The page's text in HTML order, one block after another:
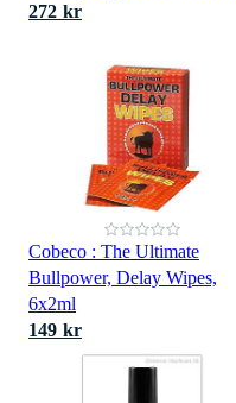
272 kr
Cobeco : The Ultimate
Bullpower, Delay Wipes,
6x2ml
149 kr